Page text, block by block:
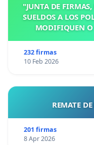
"JUNTA DE
SUELDOS A LOS
MODIFIQUEN
232 firmas
10 Feb 2026
REMATE
201 firmas
8 Apr 2026